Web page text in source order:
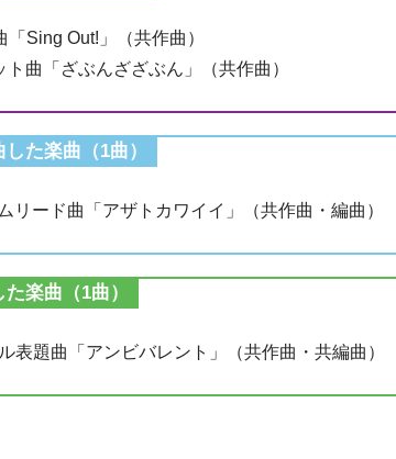
「Sing Out!」（共作曲）
ト曲「ざぶんざざぶん」（共作曲）
た楽曲（1曲）
リード曲「アザトカワイイ」（共作曲・編曲）
楽曲（1曲）
表題曲「アンビバレント」（共作曲・共編曲）